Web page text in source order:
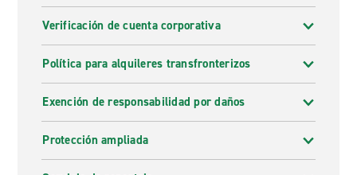
Verificación de cuenta corporativa
Política para alquileres transfronterizos
Exención de responsabilidad por daños
Protección ampliada